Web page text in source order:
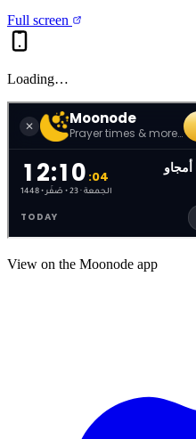
Full screen
Loading…
View on the Moonode app